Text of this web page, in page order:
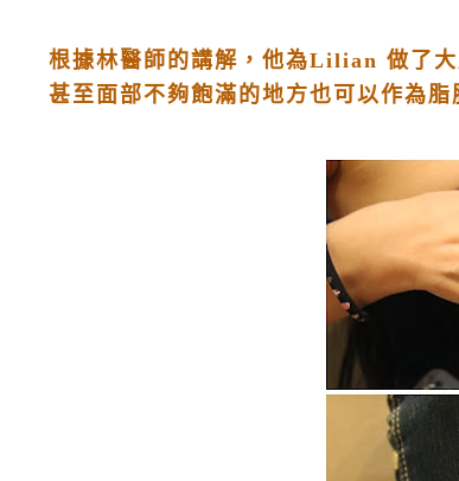
根據林醫師的講解，他為Lilian 做了大
甚至面部不夠飽滿的地方也可以作為脂